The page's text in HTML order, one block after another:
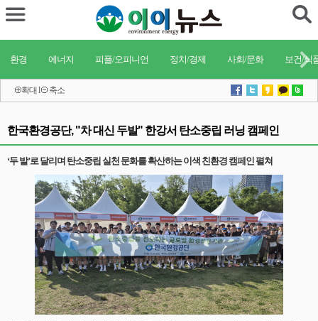
환경 에너지 피플/오피니언 정치/경제 사회/문화 보건/식
확대 l 축소
한국환경공단, "차 대신 두발" 한강서 탄소중립 러닝 캠페인
‘두 발’로 달리며 탄소중립 실천 문화를 확산하는 이색 친환경 캠페인 펼쳐